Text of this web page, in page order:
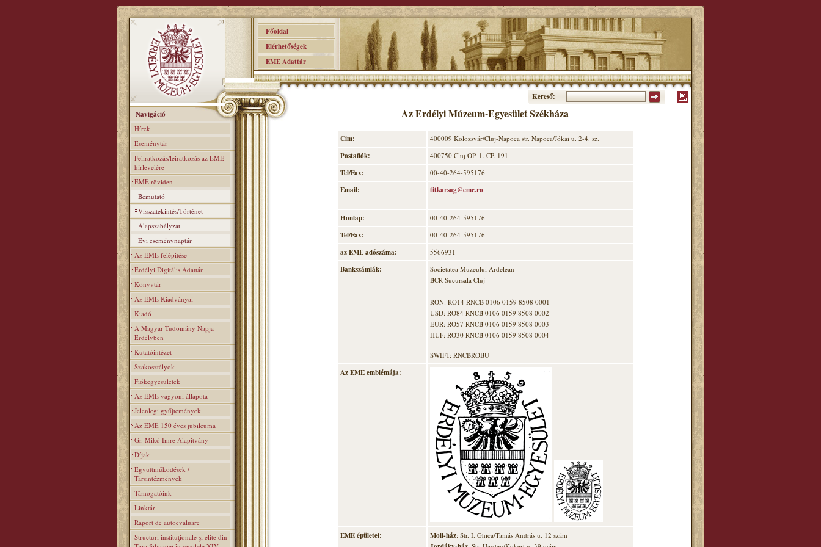
Főoldal
Elérhetőségek
EME Adattár
Kereső:
Navigáció
Hírek
Eseménytár
Feliratkozás/leiratkozás az EME
hírlevelére
EME röviden
Bemutató
Visszatekintés/Történet
Alapszabályzat
Évi eseménynaptár
Az EME felépitése
Erdélyi Digitális Adattár
Könyvtár
Az EME Kiadványai
Kiadó
A Magyar Tudomány Napja
Erdélyben
Kutatóintézet
Szakosztályok
Fiókegyesületek
Az EME vagyoni állapota
Jelenlegi gyűjtemények
Az EME 150 éves jubileuma
Gr. Mikó Imre Alapitvány
Díjak
Együttműködések /
Társintézmények
Támogatóink
Linktár
Raport de autoevaluare
Structuri instituţionale şi elite din
Az Erdélyi Múzeum-Egyesület Székháza
Cím: 400009 Kolozsvár/Cluj-Napoca str. Napoca/Jókai u. 2-4. sz.
Postafiók: 400750 Cluj OP. 1. CP. 191.
Tel/Fax: 00-40-264-595176
Email: titkarsag@eme.ro
Honlap: 00-40-264-595176
Tel/Fax: 00-40-264-595176
az EME adószáma: 5566931
Bankszámlák:
Societatea Muzeului Ardelean
BCR Sucursala Cluj
RON: RO14 RNCB 0106 0159 8508 0001
USD: RO84 RNCB 0106 0159 8508 0002
EUR: RO57 RNCB 0106 0159 8508 0003
HUF: RO30 RNCB 0106 0159 8508 0004
SWIFT: RNCBROBU
Az EME emblémája:
EME épületei: Moll-ház: Str. I. Ghica/Tamás András u. 12 szám